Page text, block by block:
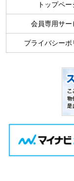
トップペー
会員専用サー
プライバシーポ